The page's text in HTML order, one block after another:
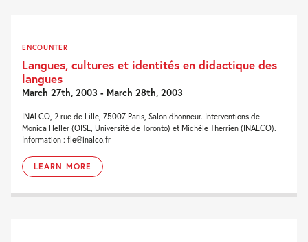
ENCOUNTER
Langues, cultures et identités en didactique des
langues
March 27th, 2003 - March 28th, 2003
INALCO, 2 rue de Lille, 75007 Paris, Salon dhonneur. Interventions de
Monica Heller (OISE, Université de Toronto) et Michèle Therrien (INALCO).
Information : fle@inalco.fr
LEARN MORE